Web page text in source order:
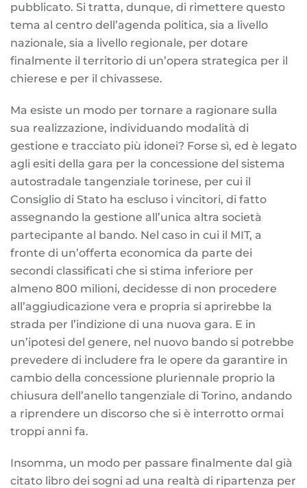
pubblicato. Si tratta, dunque, di rimettere questo
tema al centro dell’agenda politica, sia a livello
nazionale, sia a livello regionale, per dotare
finalmente il territorio di un’opera strategica per il
chierese e per il chivassese.
Ma esiste un modo per tornare a ragionare sulla
sua realizzazione, individuando modalità di
gestione e tracciato più idonei? Forse sì, ed è legato
agli esiti della gara per la concessione del sistema
autostradale tangenziale torinese, per cui il
Consiglio di Stato ha escluso i vincitori, di fatto
assegnando la gestione all’unica altra società
partecipante al bando. Nel caso in cui il MIT, a
fronte di un’offerta economica da parte dei
secondi classificati che si stima inferiore per
almeno 800 milioni, decidesse di non procedere
all’aggiudicazione vera e propria si aprirebbe la
strada per l’indizione di una nuova gara. E in
un’ipotesi del genere, nel nuovo bando si potrebbe
prevedere di includere fra le opere da garantire in
cambio della concessione pluriennale proprio la
chiusura dell’anello tangenziale di Torino, andando
a riprendere un discorso che si è interrotto ormai
troppi anni fa.
Insomma, un modo per passare finalmente dal già
citato libro dei sogni ad una realtà di ripartenza per